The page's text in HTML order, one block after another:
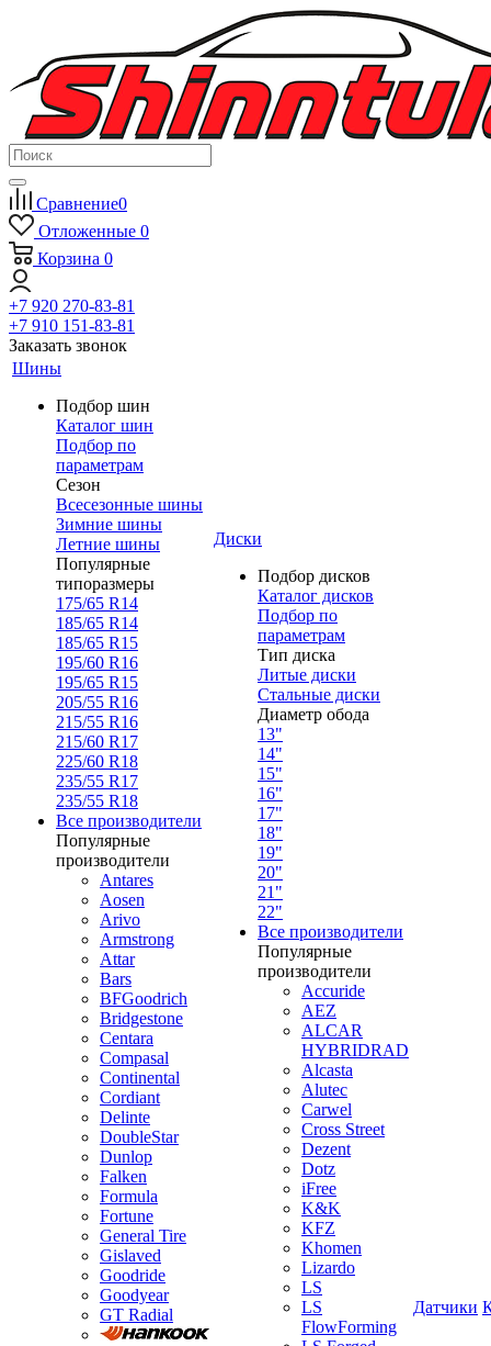
Сравнение0
Отложенные 0
Корзина 0
+7 920 270-83-81
+7 910 151-83-81
Заказать звонок
Шины
Подбор шин
Каталог шин
Подбор по
параметрам
Сезон
Всесезонные шины
Зимние шины
Летние шины
Популярные
типоразмеры
175/65 R14
185/65 R14
185/65 R15
195/60 R16
195/65 R15
205/55 R16
215/55 R16
215/60 R17
225/60 R18
235/55 R17
235/55 R18
Все производители
Популярные
производители
Antares
Aosen
Arivo
Armstrong
Attar
Bars
BFGoodrich
Bridgestone
Centara
Compasal
Continental
Cordiant
Delinte
DoubleStar
Dunlop
Falken
Formula
Fortune
General Tire
Gislaved
Goodride
Goodyear
GT Radial
Диски
Подбор дисков
Каталог дисков
Подбор по
параметрам
Тип диска
Литые диски
Стальные диски
Диаметр обода
13"
14"
15"
16"
17"
18"
19"
20"
21"
22"
Все производители
Популярные
производители
Accuride
AEZ
ALCAR
HYBRIDRAD
Alcasta
Alutec
Carwel
Cross Street
Dezent
Dotz
iFree
K&K
KFZ
Khomen
Lizardo
LS
LS
FlowForming
Датчики